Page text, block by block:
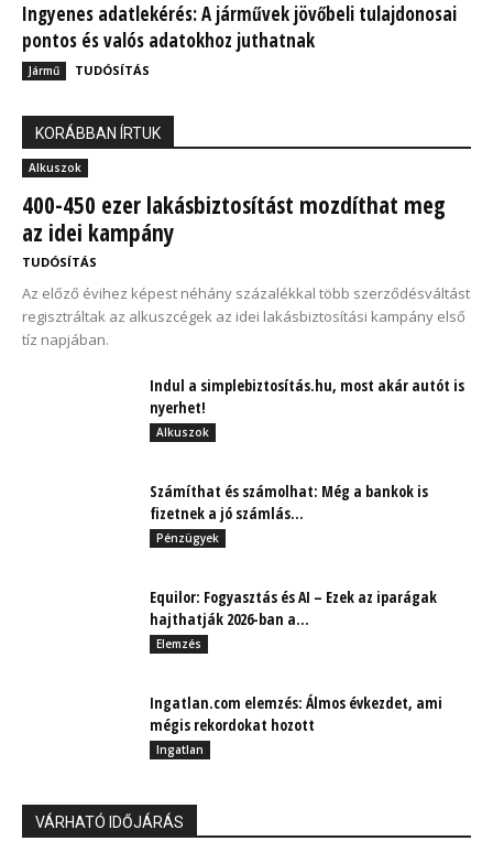
Ingyenes adatlekérés: A járművek jövőbeli tulajdonosai
pontos és valós adatokhoz juthatnak
Jármű TUDÓSÍTÁS
KORÁBBAN ÍRTUK
Alkuszok
400-450 ezer lakásbiztosítást mozdíthat meg
az idei kampány
TUDÓSÍTÁS
Az előző évihez képest néhány százalékkal több szerződésváltást
regisztráltak az alkuszcégek az idei lakásbiztosítási kampány első
tíz napjában.
Indul a simplebiztosítás.hu, most akár autót is
nyerhet!
Alkuszok
Számíthat és számolhat: Még a bankok is
fizetnek a jó számlás...
Pénzügyek
Equilor: Fogyasztás és AI – Ezek az iparágak
hajthatják 2026-ban a...
Elemzés
Ingatlan.com elemzés: Álmos évkezdet, ami
mégis rekordokat hozott
Ingatlan
VÁRHATÓ IDŐJÁRÁS